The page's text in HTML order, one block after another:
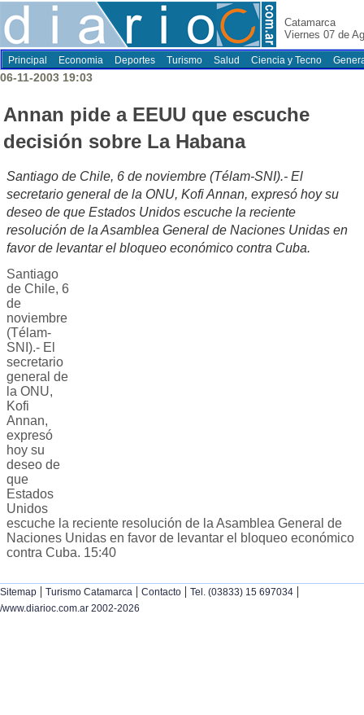
Catamarca
Viernes 07 de
Principal Economia Deportes Turismo Salud Ciencia y Tecno
06-11-2003 19:03
Annan pide a EEUU que escuche
decisión sobre La Habana
Santiago de Chile, 6 de noviembre (Télam-SNI).- El
secretario general de la ONU, Kofi Annan, expresó hoy su
deseo de que Estados Unidos escuche la reciente
resolución de la Asamblea General de Naciones Unidas en
favor de levantar el bloqueo económico contra Cuba.
Santiago
de Chile, 6
de
noviembre
(Télam-
SNI).- El
secretario
general de
la ONU,
Kofi
Annan,
expresó
hoy su
deseo de
que
Estados
Unidos
escuche la reciente resolución de la Asamblea General de
Naciones Unidas en favor de levantar el bloqueo económico
contra Cuba. 15:40
Sitemap | Turismo Catamarca | Contacto | Tel. (03833) 15 697034 |
/www.diarioc.com.ar 2002-2026